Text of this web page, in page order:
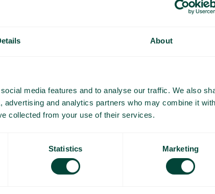
About
media features and to analyse our traffic. We also
and analytics partners who may combine it with
collected from your use of their services.
Statistics Marketing
Ofte stilte spørsmål og svar
Vil du vite mer om hvordan roaming fungerer og hva du bør
finner du detaljert informasjon om roaming innenfor og